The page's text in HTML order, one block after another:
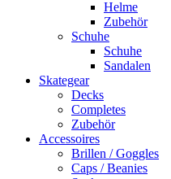
Helme
Zubehör
Schuhe
Schuhe
Sandalen
Skategear
Decks
Completes
Zubehör
Accessoires
Brillen / Goggles
Caps / Beanies